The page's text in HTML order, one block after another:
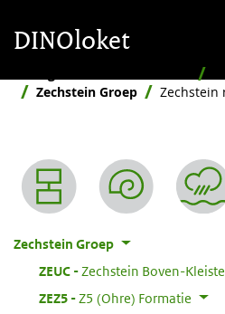
DINOloket
Zechstein Groep
Zechstein
Nomenclator menu
Zechstein Groep
ZEUC:
Zechstein Boven-
ZEZ5:
Z5 (Ohre) Formatie